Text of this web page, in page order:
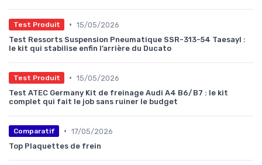
Test Produit • 15/05/2026
Test Ressorts Suspension Pneumatique SSR-313-54 Taesayl :
le kit qui stabilise enfin l’arrière du Ducato
Test Produit • 15/05/2026
Test ATEC Germany Kit de freinage Audi A4 B6/B7 : le kit
complet qui fait le job sans ruiner le budget
Comparatif • 17/05/2026
Top Plaquettes de frein